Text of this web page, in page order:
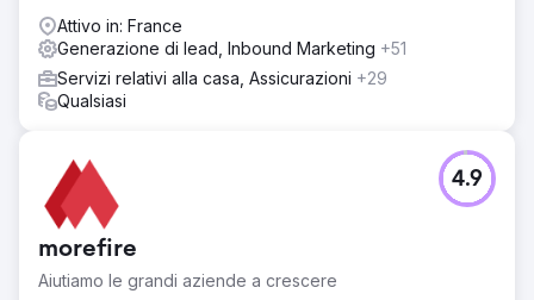
Attivo in: France
Generazione di lead, Inbound Marketing +51
Servizi relativi alla casa, Assicurazioni +29
Qualsiasi
morefire
Aiutiamo le grandi aziende a crescere
4.9